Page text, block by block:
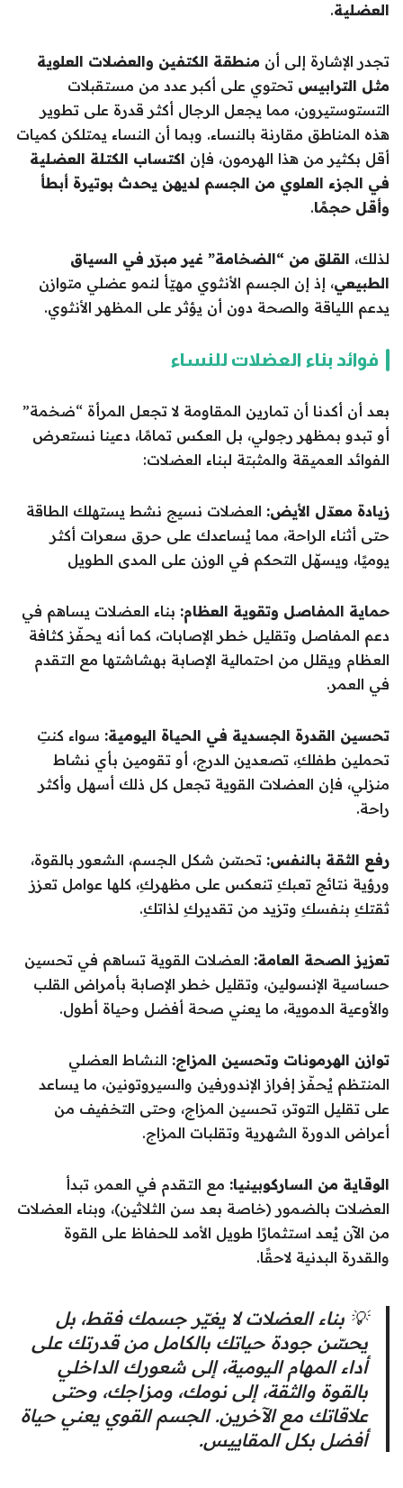
العضلية.
تجدر الإشارة إلى أن منطقة الكتفين والعضلات العلوية
مثل الترابيس تحتوي على أكبر عدد من مستقبلات
التستوستيرون، مما يجعل الرجال أكثر قدرة على تطوير
هذه المناطق مقارنة بالنساء. وبما أن النساء يمتلكن كميات
أقل بكثير من هذا الهرمون، فإن اكتساب الكتلة العضلية
في الجزء العلوي من الجسم لديهن يحدث بوتيرة أبطأ
وأقل حجمًا.
لذلك، القلق من “الضخامة” غير مبرّر في السياق
الطبيعي، إذ إن الجسم الأنثوي مهيّأ لنمو عضلي متوازن
يدعم اللياقة والصحة دون أن يؤثر على المظهر الأنثوي.
فوائد بناء العضلات للنساء
بعد أن أكدنا أن تمارين المقاومة لا تجعل المرأة “ضخمة”
أو تبدو بمظهر رجولي، بل العكس تمامًا، دعينا نستعرض
الفوائد العميقة والمثبتة لبناء العضلات:
زيادة معدّل الأيض: العضلات نسيج نشط يستهلك الطاقة
حتى أثناء الراحة، مما يُساعدك على حرق سعرات أكثر
يوميًا، ويسهّل التحكم في الوزن على المدى الطويل
حماية المفاصل وتقوية العظام: بناء العضلات يساهم في
دعم المفاصل وتقليل خطر الإصابات، كما أنه يحفّز كثافة
العظام ويقلل من احتمالية الإصابة بهشاشتها مع التقدم
في العمر.
تحسين القدرة الجسدية في الحياة اليومية: سواء كنتِ
تحملين طفلكِ، تصعدين الدرج، أو تقومين بأي نشاط
منزلي، فإن العضلات القوية تجعل كل ذلك أسهل وأكثر
راحة.
رفع الثقة بالنفس: تحسّن شكل الجسم، الشعور بالقوة،
ورؤية نتائج تعبكِ تنعكس على مظهركِ، كلها عوامل تعزز
ثقتكِ بنفسكِ وتزيد من تقديركِ لذاتكِ.
تعزيز الصحة العامة: العضلات القوية تساهم في تحسين
حساسية الإنسولين، وتقليل خطر الإصابة بأمراض القلب
والأوعية الدموية، ما يعني صحة أفضل وحياة أطول.
توازن الهرمونات وتحسين المزاج: النشاط العضلي
المنتظم يُحفّز إفراز الإندورفين والسيروتونين، ما يساعد
على تقليل التوتر، تحسين المزاج، وحتى التخفيف من
أعراض الدورة الشهرية وتقلبات المزاج.
الوقاية من الساركوبينيا: مع التقدم في العمر، تبدأ
العضلات بالضمور (خاصة بعد سن الثلاثين)، وبناء العضلات
من الآن يُعد استثمارًا طويل الأمد للحفاظ على القوة
والقدرة البدنية لاحقًا.
💡 بناء العضلات لا يغيّر جسمك فقط، بل
يحسّن جودة حياتك بالكامل من قدرتك على
أداء المهام اليومية، إلى شعورك الداخلي
بالقوة والثقة، إلى نومك، ومزاجك، وحتى
علاقاتك مع الآخرين. الجسم القوي يعني حياة
أفضل بكل المقاييس.